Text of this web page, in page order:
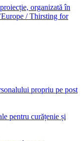
organizată în
/ Thirsting for
propriu pe post
pentru curățenie și